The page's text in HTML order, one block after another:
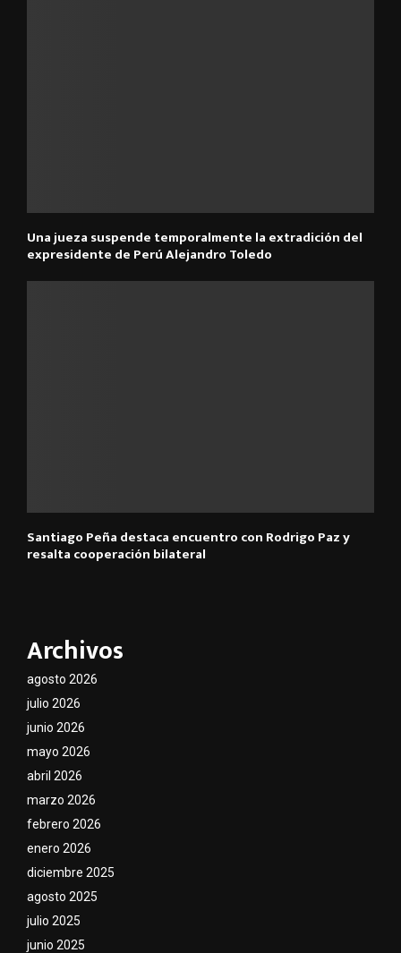
Una jueza suspende temporalmente la extradición del
expresidente de Perú Alejandro Toledo
Santiago Peña destaca encuentro con Rodrigo Paz y
resalta cooperación bilateral
Archivos
agosto 2026
julio 2026
junio 2026
mayo 2026
abril 2026
marzo 2026
febrero 2026
enero 2026
diciembre 2025
agosto 2025
julio 2025
junio 2025